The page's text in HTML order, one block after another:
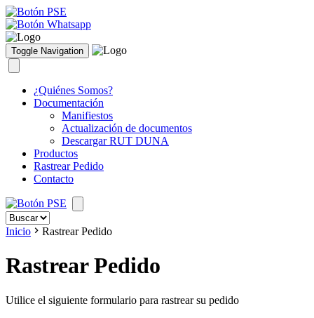
Toggle Navigation
¿Quiénes Somos?
Documentación
Manifiestos
Actualización de documentos
Descargar RUT DUNA
Productos
Rastrear Pedido
Contacto
Inicio Rastrear Pedido
Rastrear Pedido
Utilice el siguiente formulario para rastrear su pedido